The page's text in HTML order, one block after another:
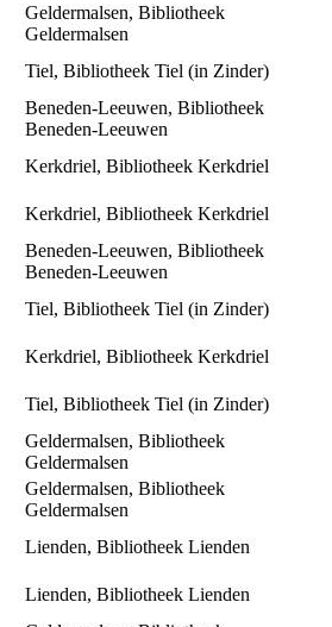
Geldermalsen, Bibliotheek
Geldermalsen
Tiel, Bibliotheek Tiel (in Zinder)
Beneden-Leeuwen, Bibliotheek
Beneden-Leeuwen
Kerkdriel, Bibliotheek Kerkdriel
Kerkdriel, Bibliotheek Kerkdriel
Beneden-Leeuwen, Bibliotheek
Beneden-Leeuwen
Tiel, Bibliotheek Tiel (in Zinder)
Kerkdriel, Bibliotheek Kerkdriel
Tiel, Bibliotheek Tiel (in Zinder)
Geldermalsen, Bibliotheek
Geldermalsen
Geldermalsen, Bibliotheek
Geldermalsen
Lienden, Bibliotheek Lienden
Lienden, Bibliotheek Lienden